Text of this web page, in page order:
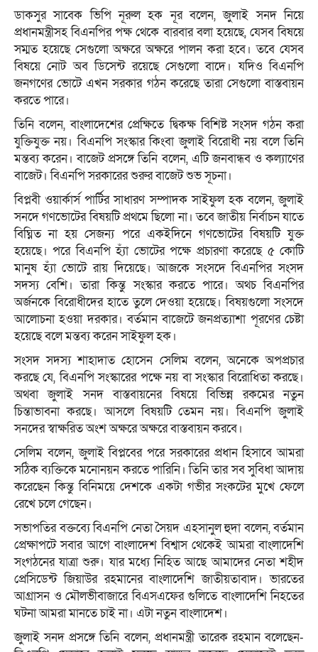
ডাকসুর সাবেক ভিপি নূরুল হক নূর বলেন, জুলাই সনদ নিয়ে
প্রধানমন্ত্রীসহ বিএনপির পক্ষ থেকে বারবার বলা হয়েছে, যেসব বিষয়ে
সম্মত হয়েছে সেগুলো অক্ষরে অক্ষরে পালন করা হবে। তবে যেসব
বিষয়ে নোট অব ডিসেন্ট রয়েছে সেগুলো বাদে। যদিও বিএনপি
জনগণের ভোটে এখন সরকার গঠন করেছে তারা সেগুলো বাস্তবায়ন
করতে পারে।
তিনি বলেন, বাংলাদেশের প্রেক্ষিতে দ্বিকক্ষ বিশিষ্ট সংসদ গঠন করা
যুক্তিযুক্ত নয়। বিএনপি সংস্কার কিংবা জুলাই বিরোধী নয় বলে তিনি
মন্তব্য করেন। বাজেট প্রসঙ্গে তিনি বলেন, এটি জনবান্ধব ও কল্যাণের
বাজেট। বিএনপি সরকারের শুরুর বাজেট শুভ সূচনা।
বিপ্লবী ওয়ার্কার্স পার্টির সাধারণ সম্পাদক সাইফুল হক বলেন, জুলাই
সনদে গণভোটের বিষয়টি প্রথমে ছিলো না। তবে জাতীয় নির্বাচন যাতে
বিঘ্নিত না হয় সেজন্য পরে একইদিনে গণভোটের বিষয়টি যুক্ত
হয়েছে। পরে বিএনপি হ্যাঁ ভোটের পক্ষে প্রচারণা করেছে ৫ কোটি
মানুষ হ্যাঁ ভোটে রায় দিয়েছে। আজকে সংসদে বিএনপির সংসদ
সদস্য বেশি। তারা কিন্তু সংস্কার করতে পারে। অথচ বিএনপির
অর্জনকে বিরোধীদের হাতে তুলে দেওয়া হয়েছে। বিষয়গুলো সংসদে
আলোচনা হওয়া দরকার। বর্তমান বাজেটে জনপ্রত্যাশা পূরণের চেষ্টা
হয়েছে বলে মন্তব্য করেন সাইফুল হক।
সংসদ সদস্য শাহাদাত হোসেন সেলিম বলেন, অনেকে অপপ্রচার
করছে যে, বিএনপি সংস্কারের পক্ষে নয় বা সংস্কার বিরোধিতা করছে।
অথবা জুলাই সনদ বাস্তবায়নের বিষয়ে বিভিন্ন রকমের নতুন
চিন্তাভাবনা করছে। আসলে বিষয়টি তেমন নয়। বিএনপি জুলাই
সনদের স্বাক্ষরিত অংশ অক্ষরে অক্ষরে বাস্তবায়ন করবে।
সেলিম বলেন, জুলাই বিপ্লবের পরে সরকারের প্রধান হিসাবে আমরা
সঠিক ব্যক্তিকে মনোনয়ন করতে পারিনি। তিনি তার সব সুবিধা আদায়
করেছেন কিন্তু বিনিময়ে দেশকে একটা গভীর সংকটের মুখে ফেলে
রেখে চলে গেছেন।
সভাপতির বক্তব্যে বিএনপি নেতা সৈয়দ এহসানুল হুদা বলেন, বর্তমান
প্রেক্ষাপটে সবার আগে বাংলাদেশ বিশ্বাস থেকেই আমরা বাংলাদেশি
সংগঠনের যাত্রা শুরু। যার মধ্যে নিহিত আছে আমাদের নেতা শহীদ
প্রেসিডেন্ট জিয়াউর রহমানের বাংলাদেশি জাতীয়তাবাদ। ভারতের
আগ্রাসন ও মৌলভীবাজারে বিএসএফের গুলিতে বাংলাদেশি নিহতের
ঘটনা আমরা মানতে চাই না। এটা নতুন বাংলাদেশ।
জুলাই সনদ প্রসঙ্গে তিনি বলেন, প্রধানমন্ত্রী তারেক রহমান বলেছেন-